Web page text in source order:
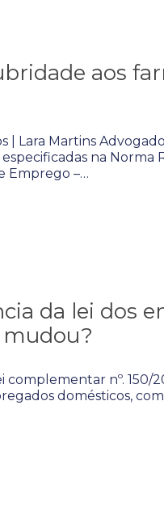
aos
| Lara Martins
na Norma
Emprego –…
da lei dos
complementar nº. 150/
domésticos,